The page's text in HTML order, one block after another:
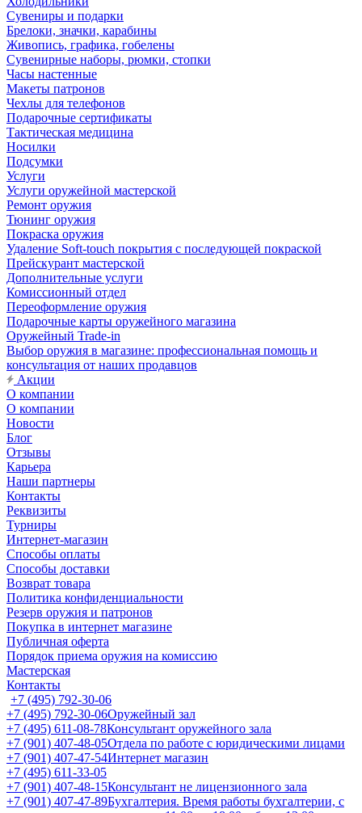
Сувениры и подарки
Брелоки, значки, карабины
Живопись, графика, гобелены
Сувенирные наборы, рюмки, стопки
Часы настенные
Макеты патронов
Чехлы для телефонов
Подарочные сертификаты
Тактическая медицина
Носилки
Подсумки
Услуги
Услуги оружейной мастерской
Ремонт оружия
Тюнинг оружия
Покраска оружия
Удаление Soft-touch покрытия с последующей покраской
Прейскурант мастерской
Дополнительные услуги
Комиссионный отдел
Переоформление оружия
Подарочные карты оружейного магазина
Оружейный Trade-in
Выбор оружия в магазине: профессиональная помощь и
консультация от наших продавцов
Акции
О компании
О компании
Новости
Блог
Отзывы
Карьера
Наши партнеры
Контакты
Реквизиты
Турниры
Интернет-магазин
Способы оплаты
Способы доставки
Возврат товара
Политика конфиденциальности
Резерв оружия и патронов
Покупка в интернет магазине
Публичная оферта
Порядок приема оружия на комиссию
Мастерская
Контакты
+7 (495) 792-30-06
+7 (495) 792-30-06Оружейный зал
+7 (495) 611-08-78Консультант оружейного зала
+7 (901) 407-48-05Отдела по работе с юридическими лицами
+7 (901) 407-47-54Интернет магазин
+7 (495) 611-33-05
+7 (901) 407-48-15Консультант не лицензионного зала
+7 (901) 407-47-89Бухгалтерия. Время работы бухгалтерии, с